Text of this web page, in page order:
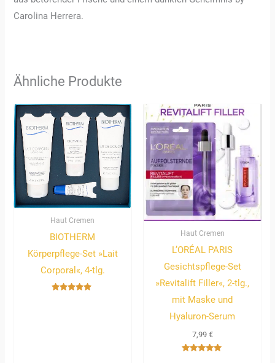
Carolina Herrera.
Ähnliche Produkte
Haut Cremen
BIOTHERM
Körperpflege-Set »Lait
Corporal«, 4-tlg.
Haut Cremen
L’ORÉAL PARIS
Gesichtspflege-Set
»Revitalift Filler«, 2-tlg.,
mit Maske und
Hyaluron-Serum
7,99 €